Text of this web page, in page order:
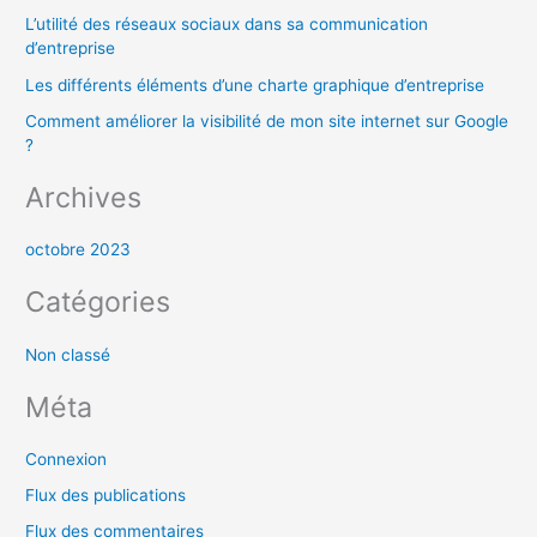
e
:
L’utilité des réseaux sociaux dans sa communication
d’entreprise
Les différents éléments d’une charte graphique d’entreprise
Comment améliorer la visibilité de mon site internet sur Google
?
Archives
octobre 2023
Catégories
Non classé
Méta
Connexion
Flux des publications
Flux des commentaires